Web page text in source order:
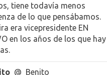
tiene todavía menos
de lo que pensábamos.
era vicepresidente EN
en los años de los que hay
@_Benito___